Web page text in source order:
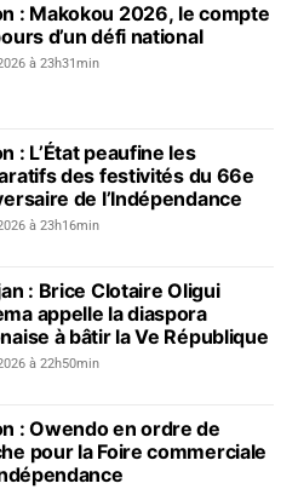
: Makokou 2026, le compte
d’un défi national
à 23h31min
: L’État peaufine les
des festivités du 66e
de l’Indépendance
à 23h16min
: Brice Clotaire Oligui
appelle la diaspora
à bâtir la Ve République
à 22h50min
: Owendo en ordre de
pour la Foire commerciale